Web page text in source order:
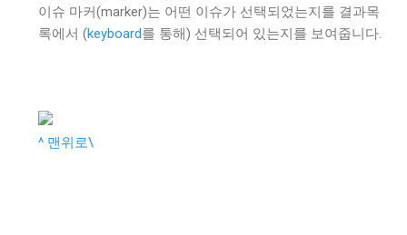
이슈 마커(marker)는 어떤 이슈가 선택되었는지를 결과목
록에서 (keyboard를 통해) 선택되어 있는지를 보여줍니다.
^ 맨위로\